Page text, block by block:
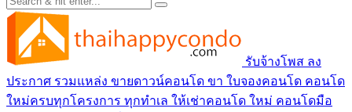
รับจ้างโพส ลง
ประกาศ รวมแหล่ง ขายดาวน์คอนโด ขา ใบจองคอนโด คอนโด
ใหม่ครบทุกโครงการ ทุกทำเล ให้เช่าคอนโด ใหม่ คอนโดมือ